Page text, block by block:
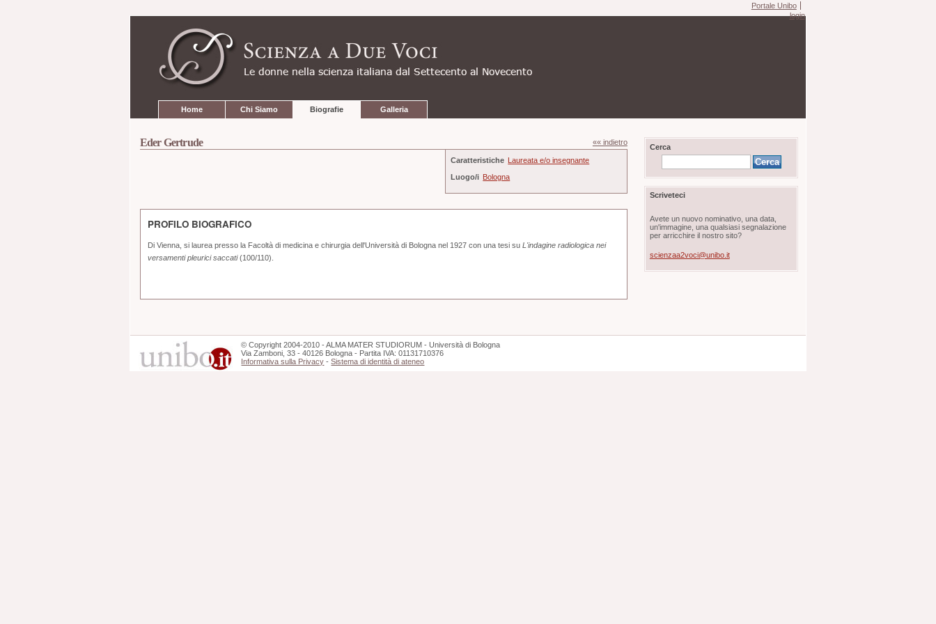
contenuti.
navigazione
Portale Unibo
login
Home Chi Siamo Biografie Galleria
Eder Gertrude «« indietro
Caratteristiche Laureata e/o insegnante
Luogo/i Bologna
PROFILO BIOGRAFICO
Di Vienna, si laurea presso la Facoltà di medicina e chirurgia dell'Università di Bologna nel 1927 con una tesi su L'indagine radiologica nei
versamenti pleurici saccati(100/110).
Cerca
Scriveteci
Avete un nuovo nominativo, una data,
un'immagine, una qualsiasi segnalazione
per arricchire il nostro sito?
scienzaa2voci@unibo.it
©Copyright 2004-2010 - ALMA MATER STUDIORUM - Università di Bologna
Via Zamboni, 33 - 40126 Bologna - Partita IVA: 01131710376
Informativa sulla Privacy -Sistema di identità di ateneo